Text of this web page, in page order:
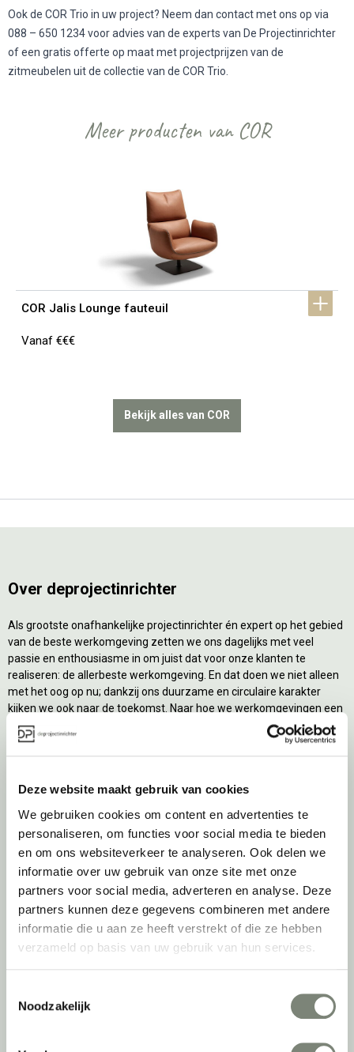
Deze website maakt gebruik van cookies
We gebruiken cookies om content en advertenties te
personaliseren, om functies voor social media te bieden
en om ons websiteverkeer te analyseren. Ook delen we
informatie over uw gebruik van onze site met onze
partners voor social media, adverteren en analyse. Deze
partners kunnen deze gegevens combineren met andere
informatie die u aan ze heeft verstrekt of die ze hebben
verzameld op basis van uw gebruik van hun services.
Noodzakelijk
Ook de COR Trio in uw project? Neem dan contact met ons op via
088 – 650 1234 voor advies van de experts van De Projectinrichter
of een gratis offerte op maat met projectprijzen van de
zitmeubelen uit de collectie van de COR Trio.
Meer producten van COR
COR Jalis Lounge fauteuil
Vanaf €€€
Bekijk alles van COR
Over deprojectinrichter
Als grootste onafhankelijke projectinrichter én expert op het gebied
van de beste werkomgeving zetten we ons dagelijks met veel
passie en enthousiasme in om juist dat voor onze klanten te
realiseren: de allerbeste werkomgeving. En dat doen we niet alleen
met het oog op nu; dankzij ons duurzame en circulaire karakter
kijken we ook naar de toekomst. Naar hoe we werkomgevingen een
tweede leven kunnen geven, bijvoorbeeld. Maar ook door keer op
keer actief te kijken naar de duurzaamste optie.
Ergonomische bureaustoelen
Zitsta bureaus
Duo bureaus
Projectstoffering
Akoestische oplossingen
Zitmeubilair
Kantoorkasten
Scheidingswanden
Verlichting